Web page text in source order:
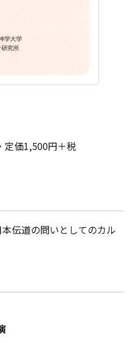
定価1,500円＋税
伝道の問いとしてのカル